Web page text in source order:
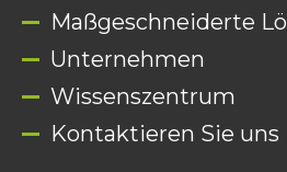
Maßgeschneiderte
Unternehmen
Wissenszentrum
Kontaktieren Sie uns